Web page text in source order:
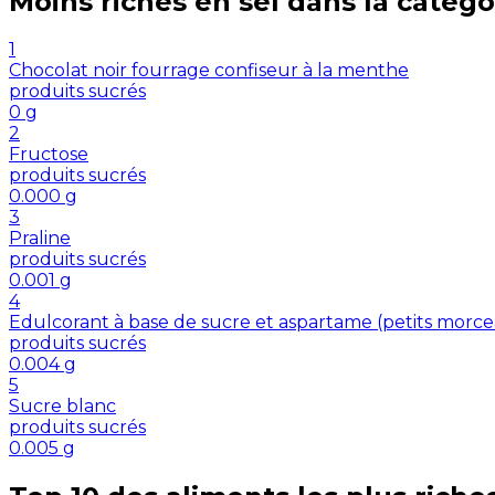
1
Chocolat noir fourrage confiseur à la menthe
produits sucrés
0 g
2
Fructose
produits sucrés
0.000 g
3
Praline
produits sucrés
0.001 g
4
Edulcorant à base de sucre et aspartame (petits
produits sucrés
0.004 g
5
Sucre blanc
produits sucrés
0.005 g